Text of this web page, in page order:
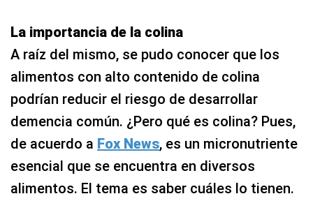
La importancia de la colina
A raíz del mismo, se pudo conocer que los
alimentos con alto contenido de colina
podrían reducir el riesgo de desarrollar
demencia común. ¿Pero qué es colina? Pues,
de acuerdo a Fox News, es un micronutriente
esencial que se encuentra en diversos
alimentos. El tema es saber cuáles lo tienen.